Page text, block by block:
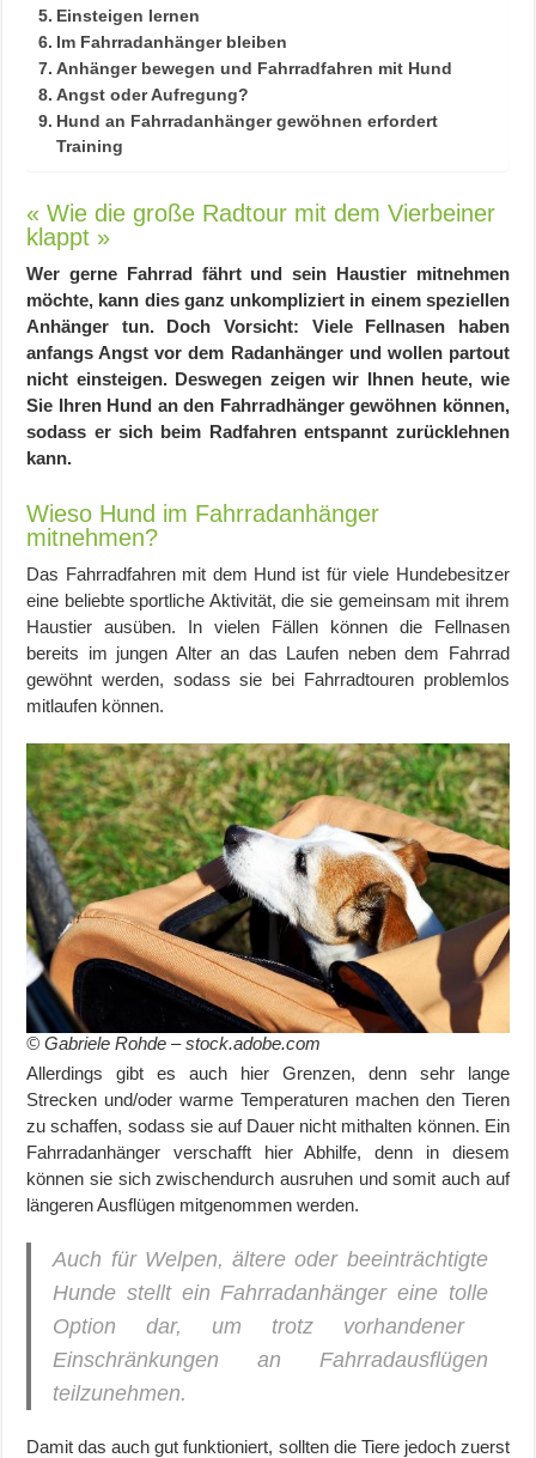
Einsteigen lernen
Im Fahrradanhänger bleiben
Anhänger bewegen und Fahrradfahren mit Hund
Angst oder Aufregung?
Hund an Fahrradanhänger gewöhnen erfordert
Training
« Wie die große Radtour mit dem Vierbeiner
klappt »
Wer gerne Fahrrad fährt und sein Haustier mitnehmen
möchte, kann dies ganz unkompliziert in einem speziellen
Anhänger tun. Doch Vorsicht: Viele Fellnasen haben
anfangs Angst vor dem Radanhänger und wollen partout
nicht einsteigen. Deswegen zeigen wir Ihnen heute, wie
Sie Ihren Hund an den Fahrradhänger gewöhnen können,
sodass er sich beim Radfahren entspannt zurücklehnen
kann.
Wieso Hund im Fahrradanhänger
mitnehmen?
Das Fahrradfahren mit dem Hund ist für viele Hundebesitzer
eine beliebte sportliche Aktivität, die sie gemeinsam mit ihrem
Haustier ausüben. In vielen Fällen können die Fellnasen
bereits im jungen Alter an das Laufen neben dem Fahrrad
gewöhnt werden, sodass sie bei Fahrradtouren problemlos
mitlaufen können.
© Gabriele Rohde – stock.adobe.com
Allerdings gibt es auch hier Grenzen, denn sehr lange
Strecken und/oder warme Temperaturen machen den Tieren
zu schaffen, sodass sie auf Dauer nicht mithalten können. Ein
Fahrradanhänger verschafft hier Abhilfe, denn in diesem
können sie sich zwischendurch ausruhen und somit auch auf
längeren Ausflügen mitgenommen werden.
Auch für Welpen, ältere oder beeinträchtigte
Hunde stellt ein Fahrradanhänger eine tolle
Option dar, um trotz vorhandener
Einschränkungen an Fahrradausflügen
teilzunehmen.
Damit das auch gut funktioniert, sollten die Tiere jedoch zuerst